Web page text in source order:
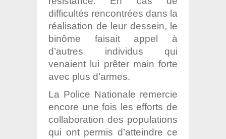
difficultés rencontrées dans la
réalisation de leur dessein, le
binôme faisait appel à
d’autres individus qui
venaient lui prêter main forte
avec plus d’armes.
La Police Nationale remercie
encore une fois les efforts de
collaboration des populations
qui ont permis d’atteindre ce